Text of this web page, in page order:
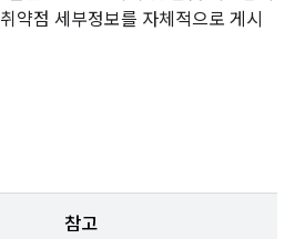
약점 세부정보를 자체적으로 게시
참고